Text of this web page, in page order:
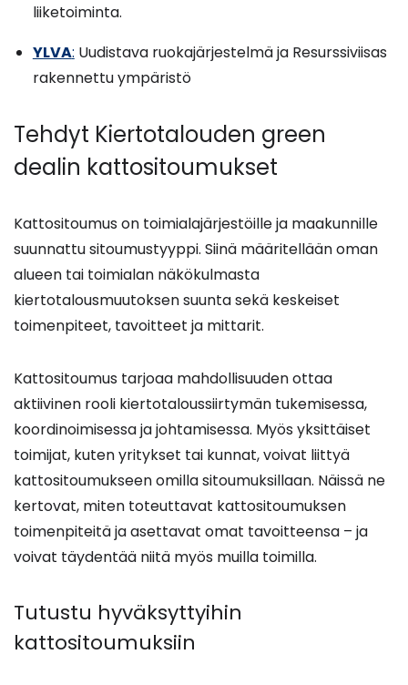
liiketoiminta.
YLVA: Uudistava ruokajärjestelmä ja Resurssiviisas
rakennettu ympäristö
Tehdyt Kiertotalouden green
dealin kattositoumukset
Kattositoumus on toimialajärjestöille ja maakunnille
suunnattu sitoumustyyppi. Siinä määritellään oman
alueen tai toimialan näkökulmasta
kiertotalousmuutoksen suunta sekä keskeiset
toimenpiteet, tavoitteet ja mittarit.
Kattositoumus tarjoaa mahdollisuuden ottaa
aktiivinen rooli kiertotaloussiirtymän tukemisessa,
koordinoimisessa ja johtamisessa. Myös yksittäiset
toimijat, kuten yritykset tai kunnat, voivat liittyä
kattositoumukseen omilla sitoumuksillaan. Näissä ne
kertovat, miten toteuttavat kattositoumuksen
toimenpiteitä ja asettavat omat tavoitteensa – ja
voivat täydentää niitä myös muilla toimilla.
Tutustu hyväksyttyihin
kattositoumuksiin